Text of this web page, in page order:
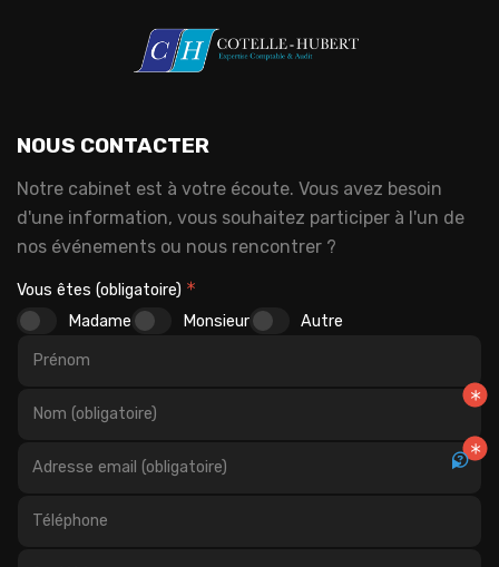
NOUS CONTACTER
Notre cabinet est à votre écoute. Vous avez besoin
d'une information, vous souhaitez participer à l'un de
nos événements ou nous rencontrer ?
Madame Monsieur Autre
Vous êtes (obligatoire)
Prénom
Nom (obligatoire)
Adresse email (obligatoire)
Téléphone